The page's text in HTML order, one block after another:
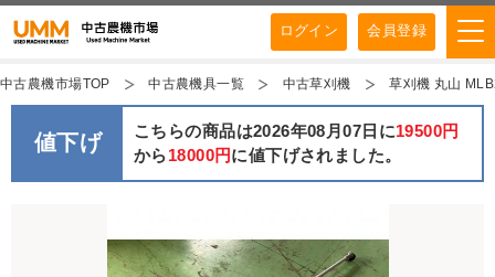
ログイン 会員登録
中古農機市場TOP 中古農機具一覧 中古草刈機 草刈機 丸山
値下げ こちらの商品は2026年08月07日に19500円
から18000円に値下げされました。